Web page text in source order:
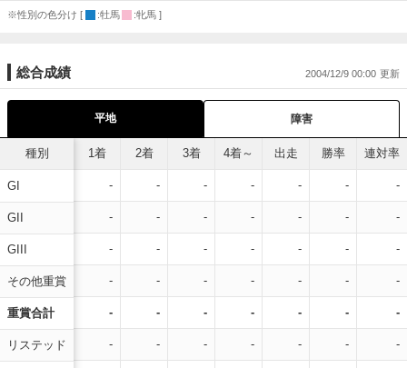
※性別の色分け [ :牡馬 :牝馬 ]
総合成績 2004/12/9 00:00
平地 障害
種別
GI
GII
GIII
その他重賞
重賞合計
リステッド
1着 2着 3着 4着～ 出走 勝率 連対率
- - - - - - -
- - - - - - -
- - - - - - -
- - - - - - -
- - - - - - -
- - - - - - -